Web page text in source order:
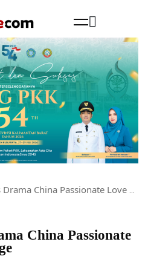
Cari
China Passionate Love After Marriage
China Passionate